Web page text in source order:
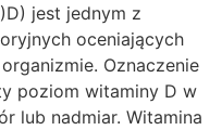
jest jednym z
oceniających
Oznaczenie
poziom witaminy D w
lub nadmiar. Witamina